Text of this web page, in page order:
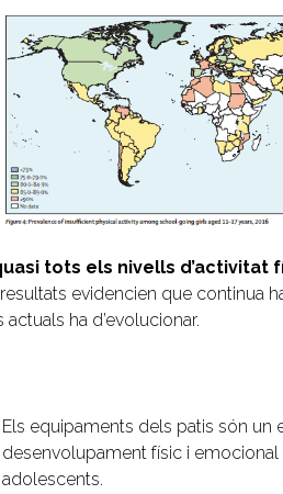
tots els nivells d’activitat
evidencien que continua
ha d’evolucionar.
Els equipaments dels patis són un
desenvolupament físic i
adolescents.